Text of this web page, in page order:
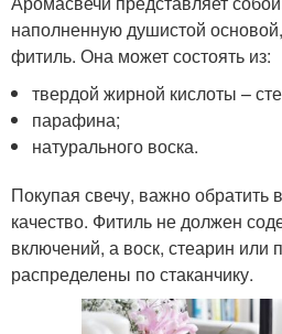
наполненную душистой
фитиль. Она может состоять из:
твердой жирной кислоты –
парафина;
натурального воска.
Покупая свечу, важно обратить
качество. Фитиль не должен
включений, а воск, стеарин
распределены по стаканчику.